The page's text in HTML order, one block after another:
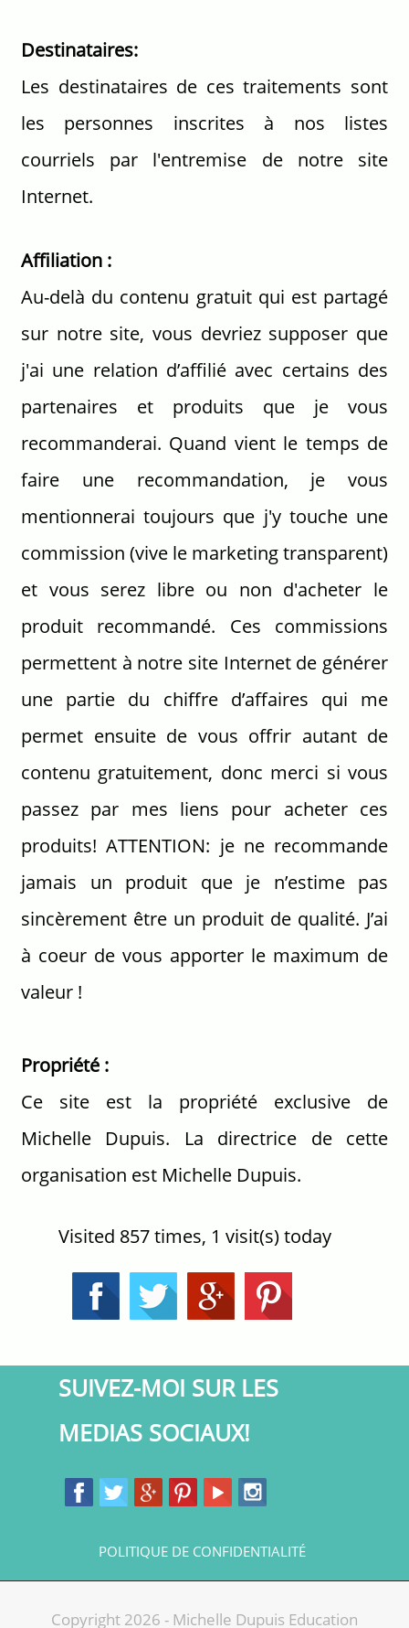
Destinataires:
Les destinataires de ces traitements sont
les personnes inscrites à nos listes
courriels par l'entremise de notre site
Internet.
Affiliation :
Au-delà du contenu gratuit qui est partagé
sur notre site, vous devriez supposer que
j'ai une relation d’affilié avec certains des
partenaires et produits que je vous
recommanderai. Quand vient le temps de
faire une recommandation, je vous
mentionnerai toujours que j'y touche une
commission (vive le marketing transparent)
et vous serez libre ou non d'acheter le
produit recommandé. Ces commissions
permettent à notre site Internet de générer
une partie du chiffre d’affaires qui me
permet ensuite de vous offrir autant de
contenu gratuitement, donc merci si vous
passez par mes liens pour acheter ces
produits! ATTENTION: je ne recommande
jamais un produit que je n’estime pas
sincèrement être un produit de qualité. J’ai
à coeur de vous apporter le maximum de
valeur !
Propriété :
Ce site est la propriété exclusive de
Michelle Dupuis. La directrice de cette
organisation est Michelle Dupuis.
Visited 857 times, 1 visit(s) today
SUIVEZ-MOI SUR LES
MEDIAS SOCIAUX!
POLITIQUE DE CONFIDENTIALITÉ
Copyright 2026 - Michelle Dupuis Education